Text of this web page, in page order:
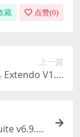
藏 点赞(0)
上一篇
Extendo V1.2.
v6.9.0